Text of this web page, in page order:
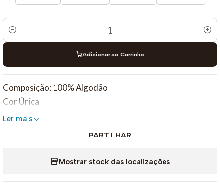
Quantidade
Adicionar ao Carrinho
Composição: 100% Algodão
Cor Única
Ler mais
PARTILHAR
Mostrar stock das localizações